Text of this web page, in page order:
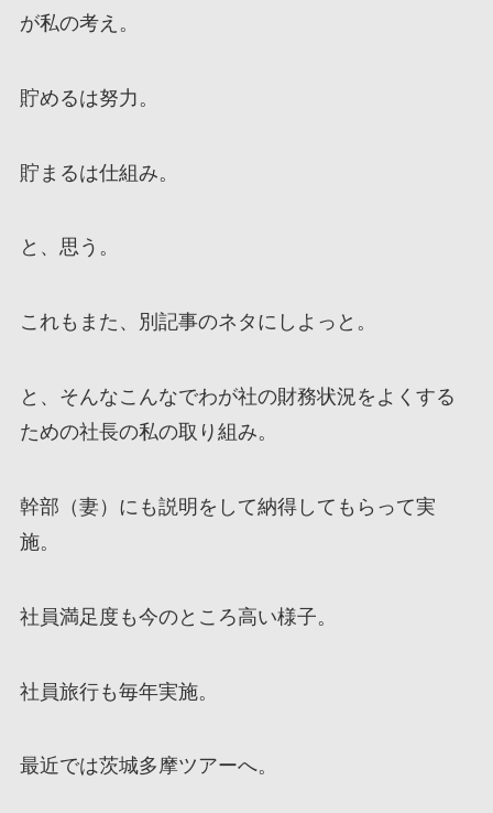
が私の考え。
貯めるは努力。
貯まるは仕組み。
と、思う。
これもまた、別記事のネタにしよっと。
と、そんなこんなでわが社の財務状況をよくする
ための社長の私の取り組み。
幹部（妻）にも説明をして納得してもらって実
施。
社員満足度も今のところ高い様子。
社員旅行も毎年実施。
最近では茨城多摩ツアーへ。